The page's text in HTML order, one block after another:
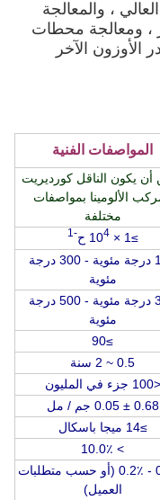
، والمعالجة
، ومعالجة محطات
الآخر
المواصفات الفنية
أن يكون الناقل كورديريت
الألومينا بمواصفات
مختلفة
≥1 × 10
4 ح
150 درجة مئوية - 300 درجة
مئوية
300 درجة مئوية - 500 درجة
مئوية
≥90
0.5 ~ 2 سنة
<100 جزء في المليون
0.68 ± 0.05 جم / مل
≥14 ميجا باسكال
> 10.0٪
0.05٪ - 0.2٪ (أو حسب متطلبات
العميل)